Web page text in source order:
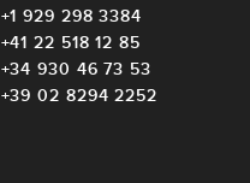
+1 929 298 3384
+41 22 518 12 85
+34 930 46 73 53
+39 02 8294 2252